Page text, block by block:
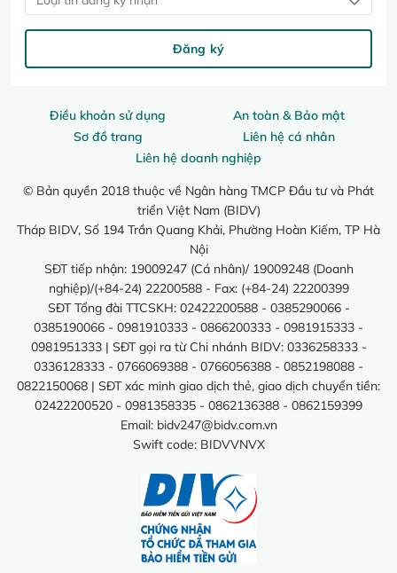
Điều khoản sử dụng
An toàn & Bảo mật
Sơ đồ trang
Liên hệ cá nhân
Liên hệ doanh nghiệp
© Bản quyền 2018 thuộc về Ngân hàng TMCP Đầu tư và Phát
triển Việt Nam (BIDV)
Tháp BIDV, Số 194 Trần Quang Khải, Phường Hoàn Kiếm, TP Hà
Nội
SĐT tiếp nhận: 19009247 (Cá nhân)/ 19009248 (Doanh
nghiệp)/(+84-24) 22200588 - Fax: (+84-24) 22200399
SĐT Tổng đài TTCSKH: 02422200588 - 0385290066 -
0385190066 - 0981910333 - 0866200333 - 0981915333 -
0981951333 | SĐT gọi ra từ Chi nhánh BIDV: 0336258333 -
0336128333 - 0766069388 - 0766056388 - 0852198088 -
0822150068 | SĐT xác minh giao dịch thẻ, giao dịch chuyển tiền:
02422200520 - 0981358335 - 0862136388 - 0862159399
Email: bidv247@bidv.com.vn
Swift code: BIDVVNVX
Đăng ký